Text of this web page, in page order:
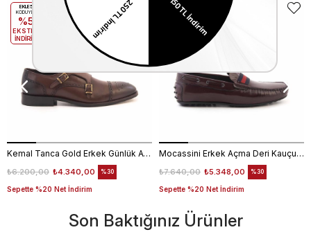
Kemal Tanca Gold Erkek Günlük Ayakkabı 6612-152
₺4.340,00
₺6.200,00
Sepette %20 Net İndirim
%30
EKLE5
KODUYLA
%5
EKSTRA
İNDİRİM
Mocassini Erkek Açma Deri Kauçuk Taban Bordo Günlük Ayakkabı
₺5.348,00
₺7.640,00
Sepette %20 Net İndirim
%30
EKLE5
KODUYLA
Son Baktığınız Ürünler